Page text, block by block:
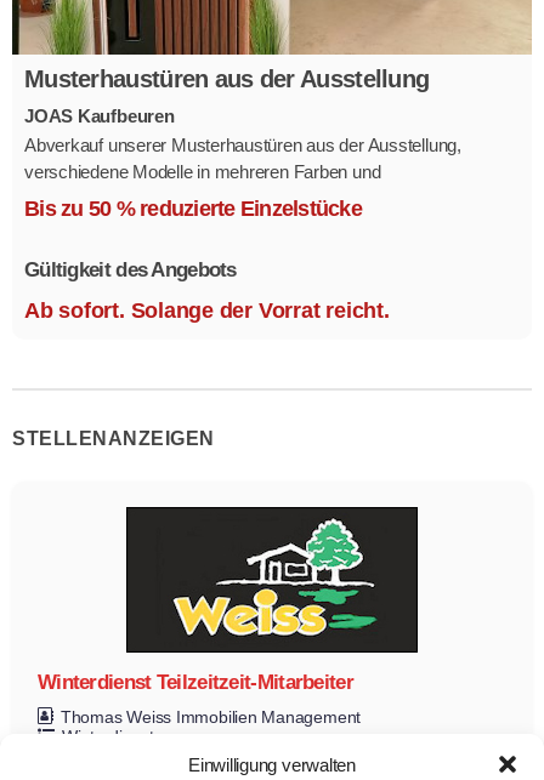
Einwilligung verwalten
Musterhaustüren aus der Ausstellung
JOAS Kaufbeuren
Abverkauf unserer Musterhaustüren aus der Ausstellung,
verschiedene Modelle in mehreren Farben und
Ausstattungsvarianten.
Bis zu 50 % reduzierte Einzelstücke
Gültigkeit des Angebots
Ab sofort. Solange der Vorrat reicht.
STELLENANZEIGEN
Winterdienst Teilzeitzeit-Mitarbeiter
Thomas Weiss Immobilien Management
Winterdienst